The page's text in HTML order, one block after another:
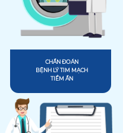
CHẨN ĐOÁN
BỆNH LÝ TIM MẠCH
TIỀM ẨN